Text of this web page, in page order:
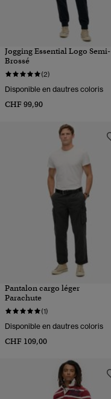
Jogging Essential Logo Semi-
Brossé
(2)
Disponible en dautres coloris
CHF 99,90
Pantalon cargo léger
Parachute
(1)
Disponible en dautres coloris
CHF 109,00